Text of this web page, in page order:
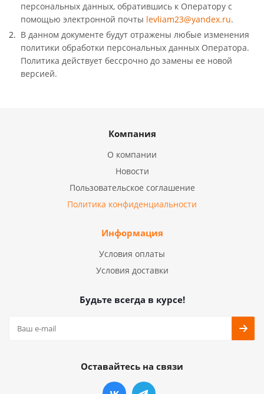
персональных данных, обратившись к Оператору с
помощью электронной почты levliam23@yandex.ru.
В данном документе будут отражены любые изменения
политики обработки персональных данных Оператора.
Политика действует бессрочно до замены ее новой
версией.
Компания
О компании
Новости
Пользовательское соглашение
Политика конфиденциальности
Информация
Условия оплаты
Условия доставки
Будьте всегда в курсе!
Оставайтесь на связи